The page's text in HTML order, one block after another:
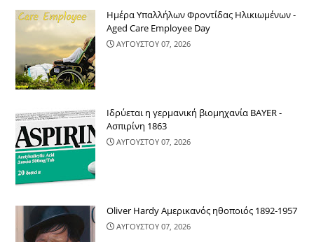
Ημέρα Υπαλλήλων Φροντίδας Ηλικιωμένων -
Aged Care Employee Day
ΑΥΓΟΥΣΤΟΥ 07, 2026
Ιδρύεται η γερμανική βιομηχανία BAYER -
Ασπιρίνη 1863
ΑΥΓΟΥΣΤΟΥ 07, 2026
Oliver Hardy Αμερικανός ηθοποιός 1892-1957
ΑΥΓΟΥΣΤΟΥ 07, 2026